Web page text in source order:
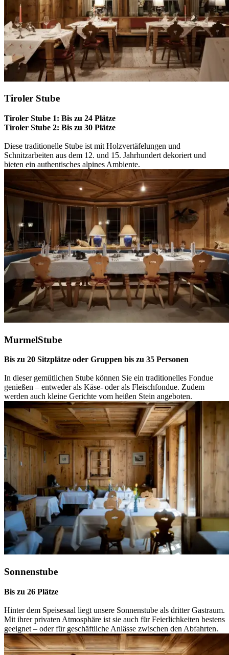
Tiroler Stube
Tiroler Stube 1: Bis zu 24 Plätze
Tiroler Stube 2: Bis zu 30 Plätze
Diese traditionelle Stube ist mit Holzvertäfelungen und
Schnitzarbeiten aus dem 12. und 15. Jahrhundert dekoriert und
bieten ein authentisches alpines Ambiente.
MurmelStube
Bis zu 20 Sitzplätze oder Gruppen bis zu 35 Personen
In dieser gemütlichen Stube können Sie ein traditionelles Fondue
genießen – entweder als Käse- oder als Fleischfondue. Zudem
werden auch kleine Gerichte vom heißen Stein angeboten.
Sonnenstube
Bis zu 26 Plätze
Hinter dem Speisesaal liegt unsere Sonnenstube als dritter Gastraum.
Mit ihrer privaten Atmosphäre ist sie auch für Feierlichkeiten bestens
geeignet – oder für geschäftliche Anlässe zwischen den Abfahrten.